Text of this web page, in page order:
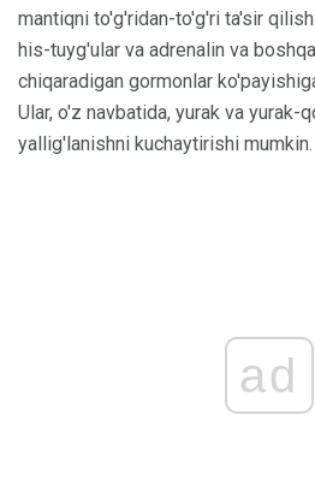
mantiqni to'g'ridan-to'g'ri ta'sir
his-tuyg'ular va adrenalin va
chiqaradigan gormonlar
Ular, o'z navbatida, yurak va yurak-
yallig'lanishni kuchaytirishi mumkin.
ad